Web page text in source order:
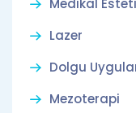
Lazer
Dolgu
Mezoterapi